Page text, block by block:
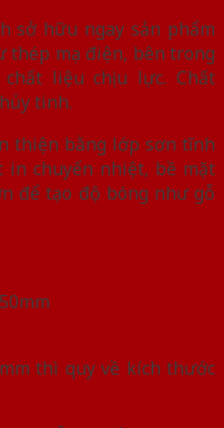
sở hữu ngay sản phẩm
thép mạ điện, bên trong
liệu chịu lực. Chất
tinh.
thiện bằng lớp sơn tĩnh
in chuyển nhiệt, bề mặt
để tạo độ bóng như gỗ
thì quy về kích thước